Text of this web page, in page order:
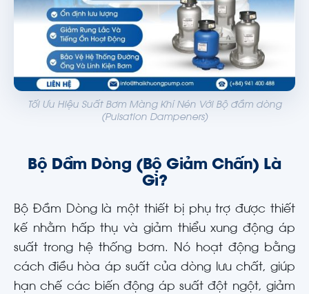
Tối Ưu Hiệu Suất Bơm Màng Khí Nén Với Bộ đầm dòng
(Pulsation Dampeners)
Bộ Dầm Dòng (Bộ Giảm Chấn) Là
Gì?
Bộ Đầm Dòng là một thiết bị phụ trợ được thiết
kế nhằm hấp thụ và giảm thiểu xung động áp
suất trong hệ thống bơm. Nó hoạt động bằng
cách điều hòa áp suất của dòng lưu chất, giúp
hạn chế các biến động áp suất đột ngột, giảm